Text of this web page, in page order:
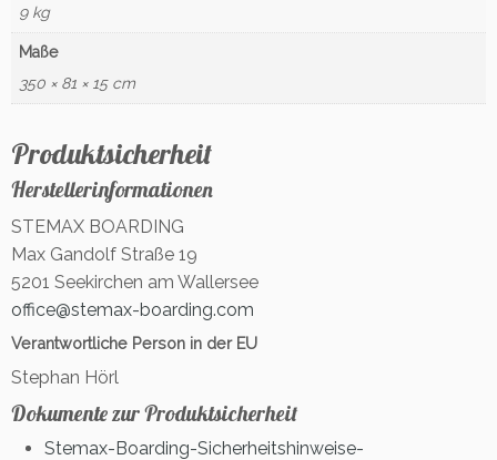
9 kg
Maße
350 × 81 × 15 cm
Produktsicherheit
Herstellerinformationen
STEMAX BOARDING
Max Gandolf Straße 19
5201 Seekirchen am Wallersee
office@stemax-boarding.com
Verantwortliche Person in der EU
Stephan Hörl
Dokumente zur Produktsicherheit
Stemax-Boarding-Sicherheitshinweise-